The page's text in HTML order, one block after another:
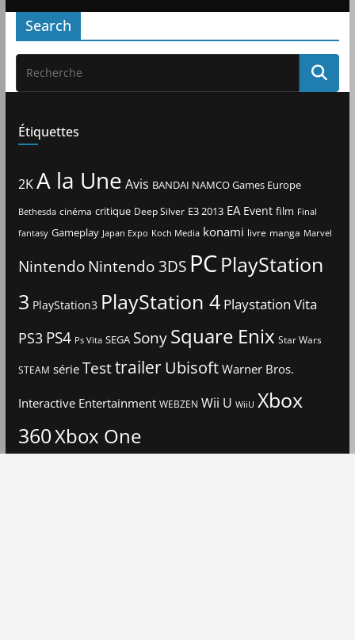
Search
Étiquettes
2KA la Une Avis BANDAI NAMCO Games Europe
Bethesda cinéma critique Deep Silver E3 2013 EA Event film Final
fantasy Gameplay Japan Expo Koch Media konami livre manga Marvel
Nintendo Nintendo 3DS PCPlayStation
3 PlayStation3 PlayStation 4 Playstation Vita
PS3 PS4 Ps Vita SEGA Sony Square Enix Star Wars
STEAM série TesttrailerUbisoftWarner Bros.
Interactive Entertainment WEBZEN Wii U WiiU Xbox
360Xbox One